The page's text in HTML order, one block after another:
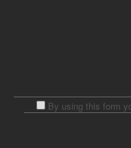
By using this form